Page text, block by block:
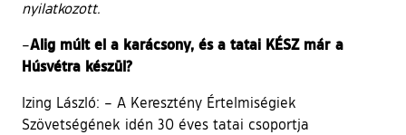
nyilatkozott.
–Alig múlt el a karácsony, és a tatai KÉSZ már a
Húsvétra készül?
Izing László: – A Keresztény Értelmiségiek
Szövetségének idén 30 éves tatai csoportja